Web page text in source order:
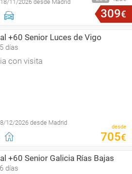
11/2026 desde Madrid
309€
+60 Senior Luces de Vigo
días
con visita
12/2026 desde Madrid
desde
705€
+60 Senior Galicia Rías Bajas
días